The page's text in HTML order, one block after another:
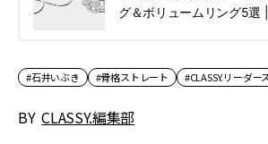
グ＆ボリュームリング5選
#石井いぶき #骨格ストレート #CLASSY.リーダー
BY CLASSY.編集部